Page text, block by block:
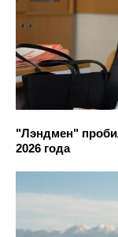
"Лэндмен"
2026 года